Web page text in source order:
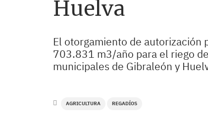
Huelva
El otorgamiento de autorización
703.831 m3/año para el riego
municipales de Gibraleón y
AGRICULTURA REGADÍOS